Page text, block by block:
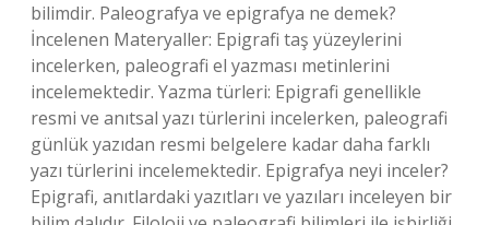
bilimdir. Paleografya ve epigrafya ne demek?
İncelenen Materyaller: Epigrafi taş yüzeylerini
incelerken, paleografi el yazması metinlerini
incelemektedir. Yazma türleri: Epigrafi genellikle
resmi ve anıtsal yazı türlerini incelerken, paleografi
günlük yazıdan resmi belgelere kadar daha farklı
yazı türlerini incelemektedir. Epigrafya neyi inceler?
Epigrafi, anıtlardaki yazıtları ve yazıları inceleyen bir